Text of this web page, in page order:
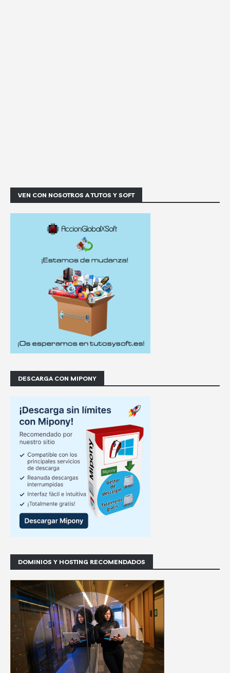
VEN CON NOSOTROS A TUTOS Y SOFT
DESCARGA CON MIPONY
DOMINIOS Y HOSTING RECOMENDADOS